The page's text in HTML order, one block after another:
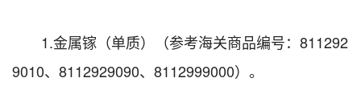
1.金属镓（单质）（参考海关商品编号：811292
9010、8112929090、8112999000）。